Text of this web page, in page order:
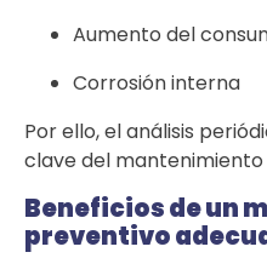
Aumento del
Corrosión interna
Por ello, el análisis
clave del
Beneficios de un
preventivo